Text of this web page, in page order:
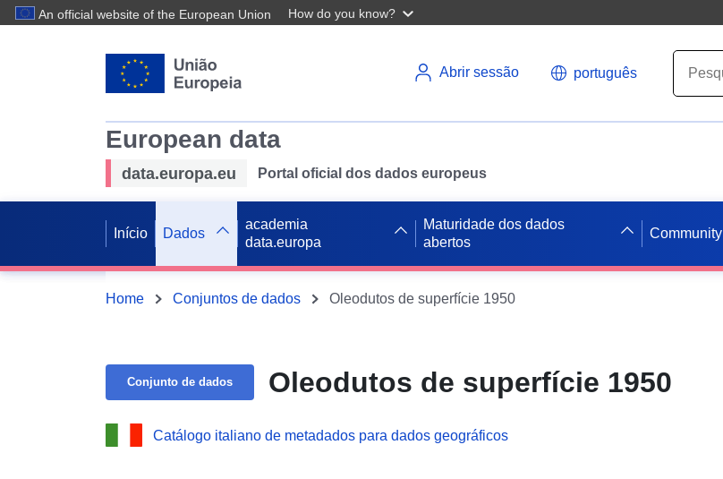
An official website of the European Union How do you know?
Abrir sessão português
European data
data.europa.eu Portal oficial dos dados europeus
Início Dados
academia
data.europa
Maturidade dos dados
abertos
Community
Home Conjuntos de dados Oleodutos de superfície 1950
Conjunto de dados Oleodutos de superfície 1950
Catálogo italiano de metadados para dados geográficos